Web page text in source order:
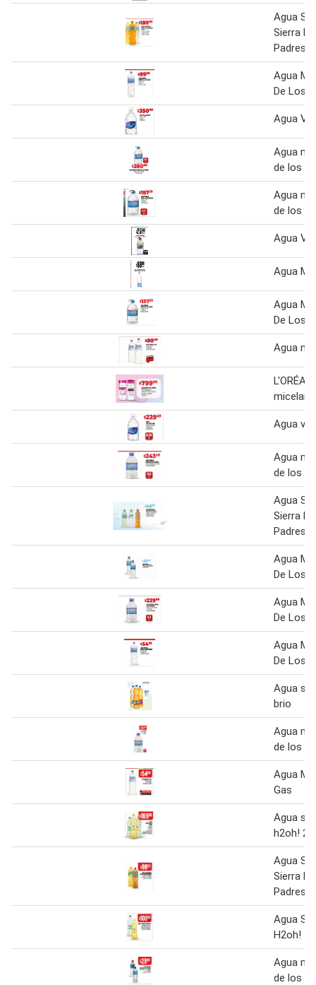
Agua
Sierra
Padres
Agua
De Los
Agua
Agua
de los
Agua
de los
Agua
Agua
Agua
De Los
Agua
L'ORÉAL
micelar
Agua
Agua
de los
Agua
Sierra
Padres
Agua
De Los
Agua
De Los
Agua
De Los
Agua
brio
Agua
de los
Agua
Gas
Agua
h2oh!
Agua
Sierra
Padres
Agua
H2oh!
Agua
de los